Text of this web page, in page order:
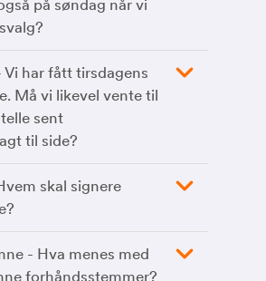
på søndag når vi
har fått tirsdagens
Må vi likevel vente til
sent
til side?
skal signere
- Hva menes med
forhåndsstemmer?